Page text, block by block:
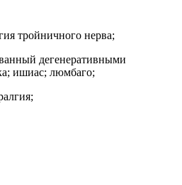
тройничного нерва;
дегенеративными
ишиас; люмбаго;